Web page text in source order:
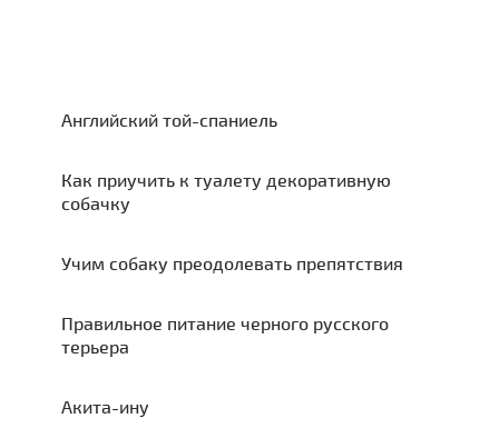
Английский той-спаниель
Как приучить к туалету декоративную
собачку
Учим собаку преодолевать препятствия
Правильное питание черного русского
терьера
Акита-ину